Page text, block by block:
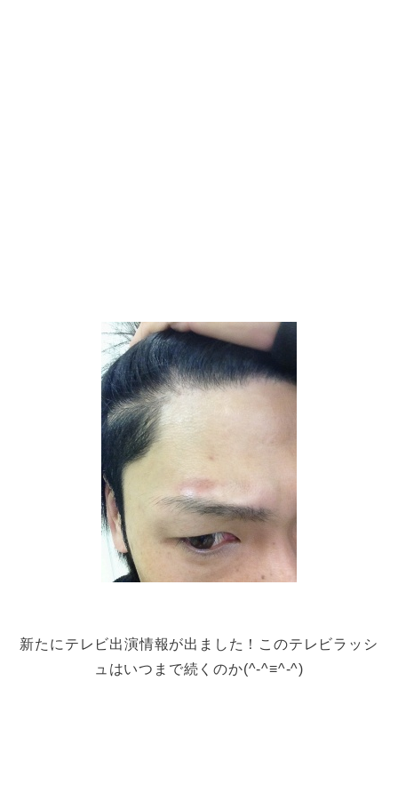
新たにテレビ出演情報が出ました！このテレビラッシ
ュはいつまで続くのか(^-^≡^-^)